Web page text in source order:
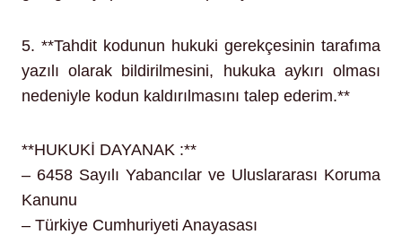
5. **Tahdit kodunun hukuki gerekçesinin tarafıma
yazılı olarak bildirilmesini, hukuka aykırı olması
nedeniyle kodun kaldırılmasını talep ederim.**
**HUKUKİ DAYANAK :**
– 6458 Sayılı Yabancılar ve Uluslararası Koruma
Kanunu
– Türkiye Cumhuriyeti Anayasası